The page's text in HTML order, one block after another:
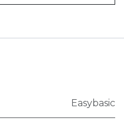
Easybasic